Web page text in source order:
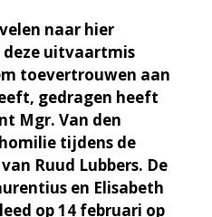
naar hier
uitvaartmis
toevertrouwen aan
gedragen heeft
Mgr. Van den
tijdens de
Ruud Lubbers. De
en Elisabeth
op 14 februari op